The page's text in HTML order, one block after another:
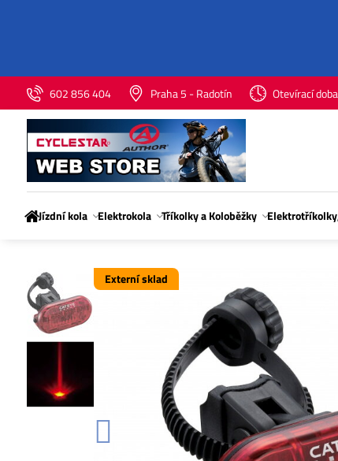
602 856 404
Praha 5 - Radotín Otevírací doba
Jízdní kola Elektrokola Tříkolky a Koloběžky
Externí sklad